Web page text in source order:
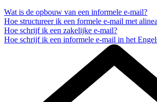
Wat is de opbouw van een informele e-mail?
Hoe structureer ik een formele e-mail met
Hoe schrijf ik een zakelijke e-mail?
Hoe schrijf ik een informele e-mail in het